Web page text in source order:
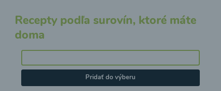
Recepty podľa surovín, ktoré máte
doma
Pridať do výberu